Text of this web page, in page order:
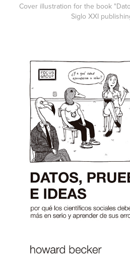
Cover illustration for the book
Siglo XXI